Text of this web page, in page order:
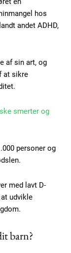
hos
andet ADHD,
af sin art, og
at sikre
smerter og
personer og
med lavt D-
udvikle
barn?